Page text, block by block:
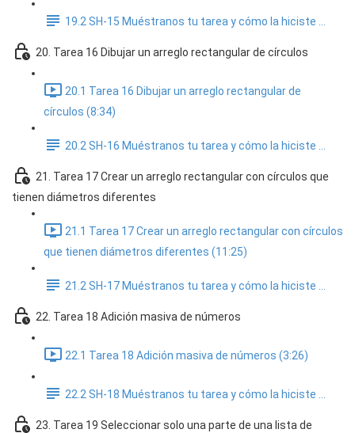
19.2 SH-15 Muéstranos tu tarea y cómo la hiciste ...
20. Tarea 16 Dibujar un arreglo rectangular de círculos
20.1 Tarea 16 Dibujar un arreglo rectangular de
círculos (8:34)
20.2 SH-16 Muéstranos tu tarea y cómo la hiciste ...
21. Tarea 17 Crear un arreglo rectangular con círculos que
tienen diámetros diferentes
21.1 Tarea 17 Crear un arreglo rectangular con círculos
que tienen diámetros diferentes (11:25)
21.2 SH-17 Muéstranos tu tarea y cómo la hiciste ...
22. Tarea 18 Adición masiva de números
22.1 Tarea 18 Adición masiva de números (3:26)
22.2 SH-18 Muéstranos tu tarea y cómo la hiciste ...
23. Tarea 19 Seleccionar solo una parte de una lista de